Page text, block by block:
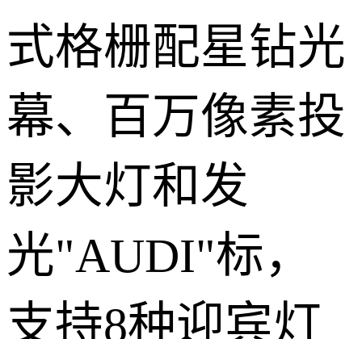
式格栅配星钻光
幕、百万像素投
影大灯和发
光"AUDI"标，
支持8种迎宾灯